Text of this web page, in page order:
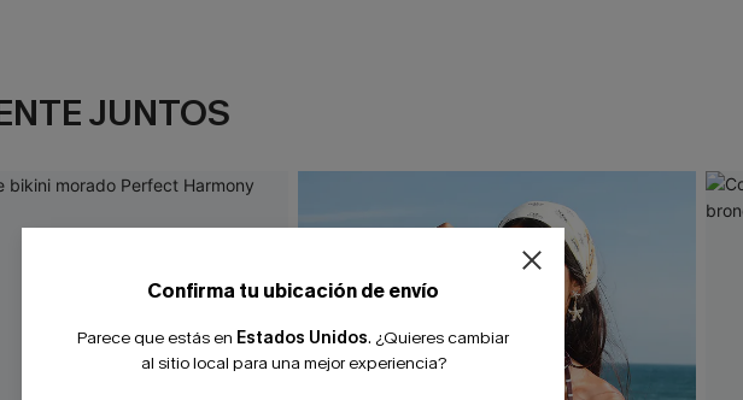
JUNTOS
Confirma tu ubicación de envío
Parece que estás en Estados Unidos. ¿Quieres cambiar
al sitio local para una mejor experiencia?
-10% extra sin compra mínima